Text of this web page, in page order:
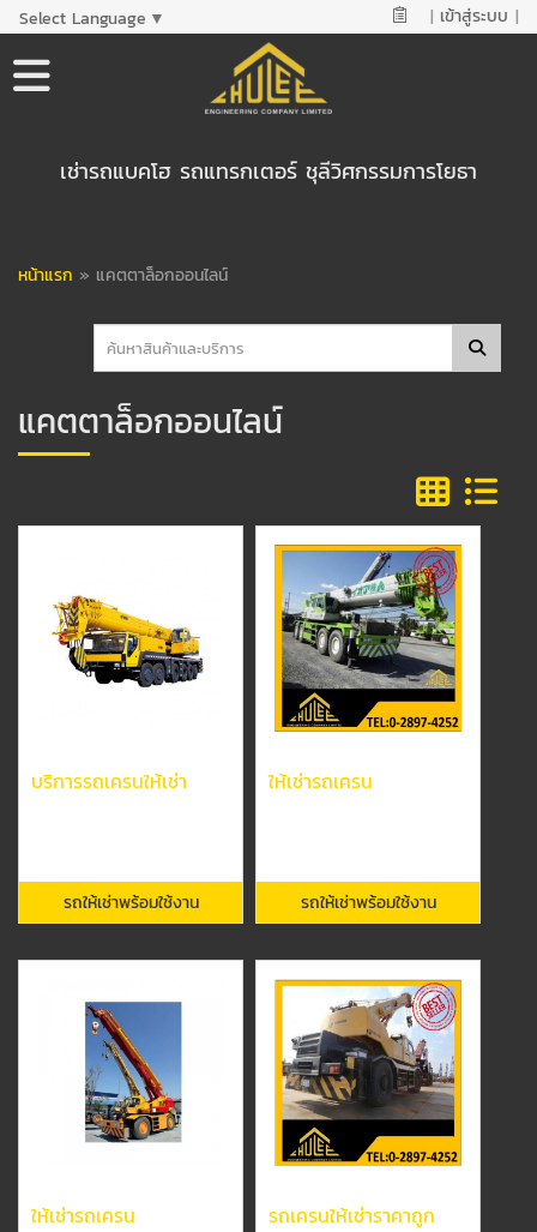
Select Language ▼ | เข้าสู่ระบบ |
เช่ารถแบคโฮ รถแทรกเตอร์ ชุลีวิศกรรมการโยธา
หน้าแรก » แคตตาล็อกออนไลน์
แคตตาล็อกออนไลน์
บริการรถเครนให้เช่า
รถให้เช่าพร้อมใช้งาน
ให้เช่ารถเครน
รถให้เช่าพร้อมใช้งาน
ให้เช่ารถเครน รถเครนให้เช่าราคาถูก